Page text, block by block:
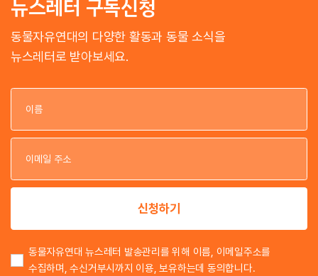
뉴스레터 구독신청
동물자유연대의 다양한 활동과 동물 소식을
뉴스레터로 받아보세요.
이
이
신청하기
동물자유연대 뉴스레터 발송관리를 위해 이름, 이메일주소를
수집하며, 수신거부시까지 이용, 보유하는데 동의합니다.